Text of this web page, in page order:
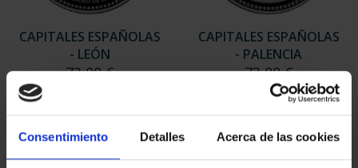
Consentimiento Detalles Acerca de las cookies
CAPITALES ESPAÑOLAS
- LEÓN
73,00 €
CAPITALES ESPAÑOLAS
- PALENCIA
73,00 €